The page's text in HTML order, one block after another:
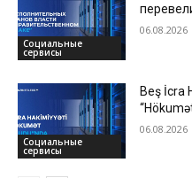
Социальные
сервисы
06.08.2026
Социальные
сервисы
Beş İcra
06.08.2026